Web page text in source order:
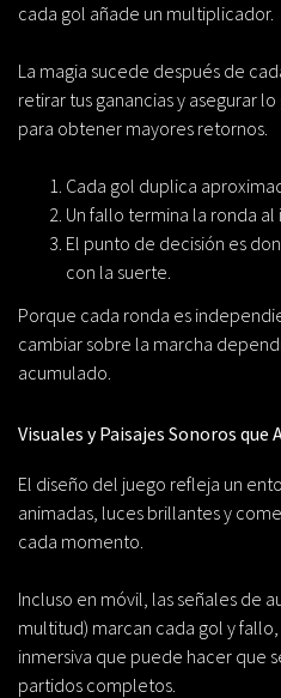
cada gol añade un multiplicador.
La magia sucede después de
retirar tus ganancias y asegurar
para obtener mayores retornos.
Cada gol duplica
Un fallo termina la ronda al
El punto de decisión es
con la suerte.
Porque cada ronda es
cambiar sobre la marcha
acumulado.
Visuales y Paisajes Sonoros
El diseño del juego refleja un
animadas, luces brillantes y
cada momento.
Incluso en móvil, las señales de
multitud) marcan cada gol y
inmersiva que puede hacer que
partidos completos.